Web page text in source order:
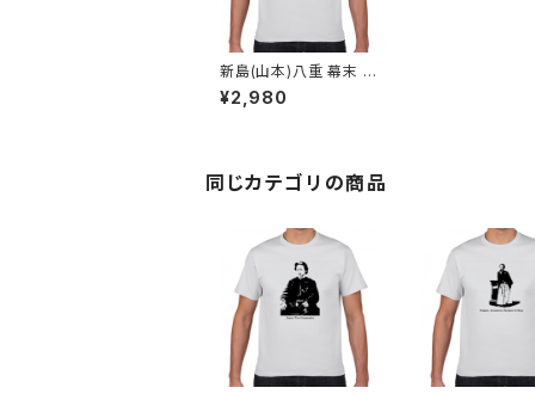
新島(山本)八重 幕末 明
治 会津 女傑 歴史人物
Tシャツ081
¥2,980
同じカテゴリの商品